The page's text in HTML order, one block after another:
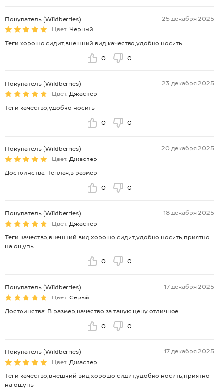
Покупатель (Wildberries)
25 декабря 2025
Цвет: Черный
Теги хорошо сидит,внешний вид,качество,удобно носить
0 0
Покупатель (Wildberries)
23 декабря 2025
Цвет: Джаспер
Теги качество,удобно носить
0 0
Покупатель (Wildberries)
20 декабря 2025
Цвет: Джаспер
Достоинства: Теплая,в размер
0 0
Покупатель (Wildberries)
18 декабря 2025
Цвет: Джаспер
Теги качество,внешний вид,хорошо сидит,удобно носить,приятно
на ощупь
0 0
Покупатель (Wildberries)
17 декабря 2025
Цвет: Серый
Достоинства: В размер,качество за такую цену отличное
0 0
Покупатель (Wildberries)
17 декабря 2025
Цвет: Джаспер
Теги качество,внешний вид,хорошо сидит,удобно носить,приятно
на ощупь